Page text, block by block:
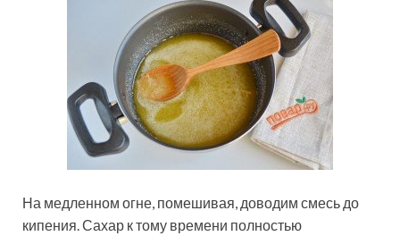
На медленном огне, помешивая, доводим смесь до
кипения. Сахар к тому времени полностью